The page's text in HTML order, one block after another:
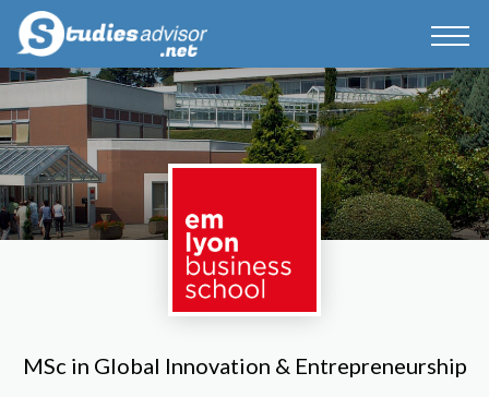
MSc in Global Innovation & Entrepreneurship